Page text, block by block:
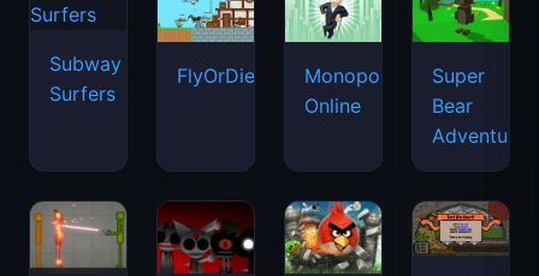
Subway
Surfers
FlyOrDie.io
Monopoly
Online
Super
Bear
Adventure